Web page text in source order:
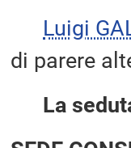
Luigi
di parere
La